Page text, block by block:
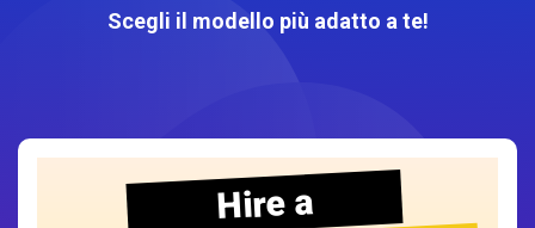
Scegli il modello più adatto a te!
Hire a